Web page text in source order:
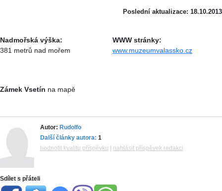
Poslední aktualizace: 18.10.2013
Nadmořská výška:
381 metrů nad mořem
WWW stránky:
www.muzeumvalassko.cz
Zámek Vsetín na mapě
Autor: Rudolfo
Další články autora: 1
hodnotit kvalitu příspěvku
nahlásit příspěvek redakci
Sdílet s přáteli